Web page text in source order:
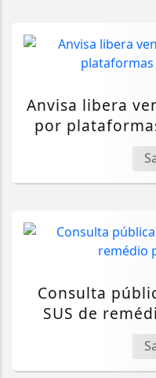
Anvisa libera
por
Consulta
SUS de